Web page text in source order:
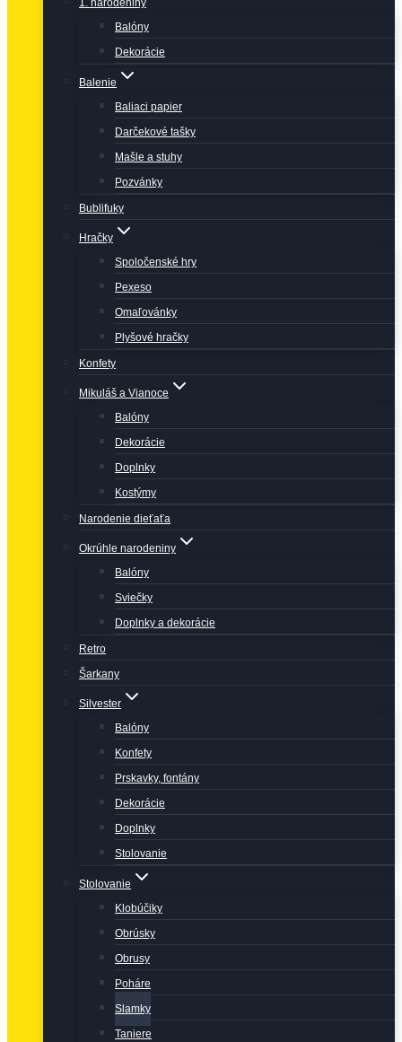
1. narodeniny
Balóny
Dekorácie
Balenie
Baliaci papier
Darčekové tašky
Mašle a stuhy
Pozvánky
Bublifuky
Hračky
Spoločenské hry
Pexeso
Omaľovánky
Plyšové hračky
Konfety
Mikuláš a Vianoce
Balóny
Dekorácie
Doplnky
Kostýmy
Narodenie dieťaťa
Okrúhle narodeniny
Balóny
Sviečky
Doplnky a dekorácie
Retro
Šarkany
Silvester
Balóny
Konfety
Prskavky, fontány
Dekorácie
Doplnky
Stolovanie
Stolovanie
Klobúčiky
Obrúsky
Obrusy
Poháre
Slamky
Taniere